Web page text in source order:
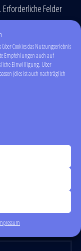
Cookies das Nutzungserlebnis
Empfehlungen auch auf
Einwilligung. Über
(dies ist auch nachträglich
Erforderliche Felder